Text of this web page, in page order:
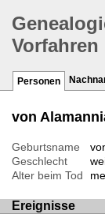
Vorfahren
Personen
von
Geburtsname
Geschlecht
Alter beim Tod
Ereignisse